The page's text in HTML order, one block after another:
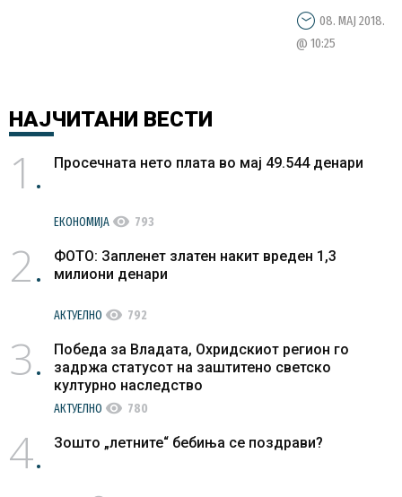
08. МАЈ 2018.
@ 10:25
НАЈЧИТАНИ ВЕСТИ
1 Просечната нето плата во мај 49.544 денари
ЕКОНОМИЈА visibility 793
2
ФОТО: Запленет златен накит вреден 1,3
милиони денари
АКТУЕЛНО visibility 792
3
Победа за Владата, Охридскиот регион го
задржа статусот на заштитено светско
културно наследство
АКТУЕЛНО visibility 780
4 Зошто „летните“ бебиња се поздрави?